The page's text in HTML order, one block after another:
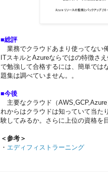
■総評
業務でクラウドあまり使ってない
ITスキルとAzureならではの特徴さ
で勉強して合格するには、簡単では
題集は調べていません。。
■今後
主要なクラウド（
れからはクラウドは知っていて当た
験してみるか。さらに上位の資格を
＜参考＞
・ エディフィストラーニング